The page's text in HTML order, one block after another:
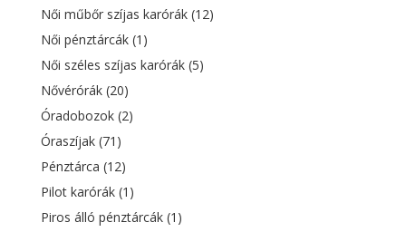
Női műbőr szíjas karórák (12)
Női pénztárcák (1)
Női széles szíjas karórák (5)
Nővérórák (20)
Óradobozok (2)
Óraszíjak (71)
Pénztárca (12)
Pilot karórák (1)
Piros álló pénztárcák (1)